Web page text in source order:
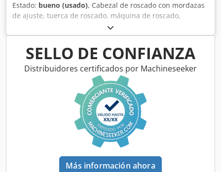
Estado: bueno (usado), Cabezal de roscado con mordazas
de ajuste, tuerca de roscado, máquina de roscado,
herramienta de roscado de tubos. Csdpfsb A Rabex Ak Ajrf
-Roscas en pulgadas: 1/2"-3/4" -Peso: 4,5 kg
SELLO DE CONFIANZA
Distribuidores certificados por Machineseeker
Más información ahora